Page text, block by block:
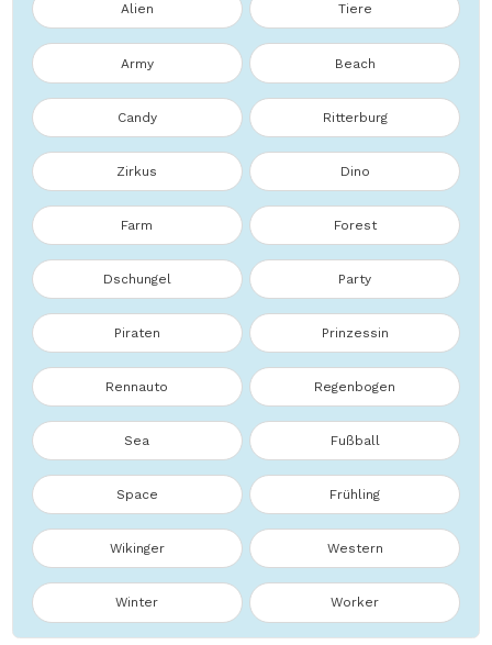
Alien Tiere
Army Beach
Candy Ritterburg
Zirkus Dino
Farm Forest
Dschungel Party
Piraten Prinzessin
Rennauto Regenbogen
Sea Fußball
Space Frühling
Wikinger Western
Winter Worker